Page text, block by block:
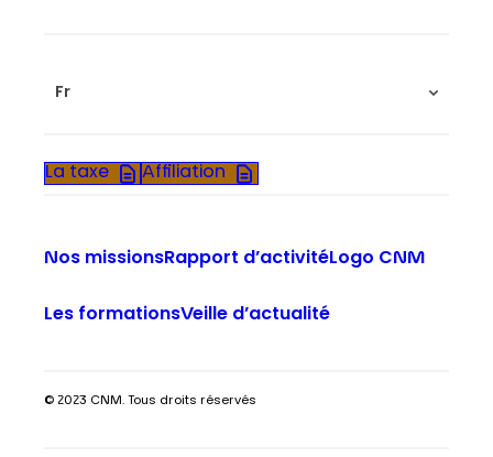
Fr
La taxe Affiliation
Nos missionsRapport d’activitéLogo CNM
Les formationsVeille d’actualité
© 2023 CNM. Tous droits réservés